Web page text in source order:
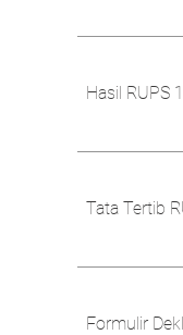
Hasil RUPS
Tata Tertib
Formulir